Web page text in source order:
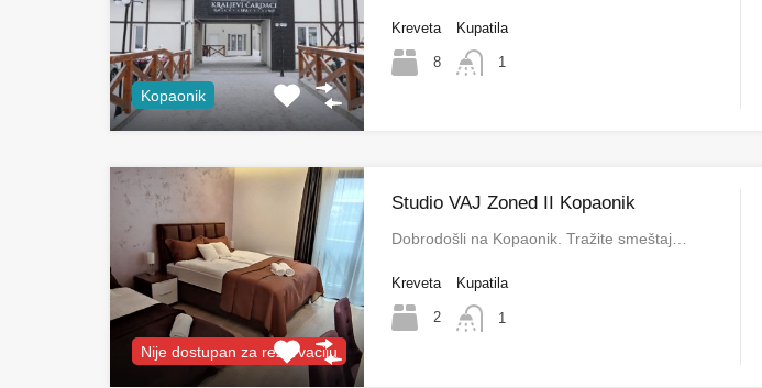
Kopaonik
Kreveta
8
Kupatila
1
Nije dostupan za rezervaciju
Studio VAJ Zoned II Kopaonik
Dobrodošli na Kopaonik. Tražite smeštaj…
Kreveta
2
Kupatila
1